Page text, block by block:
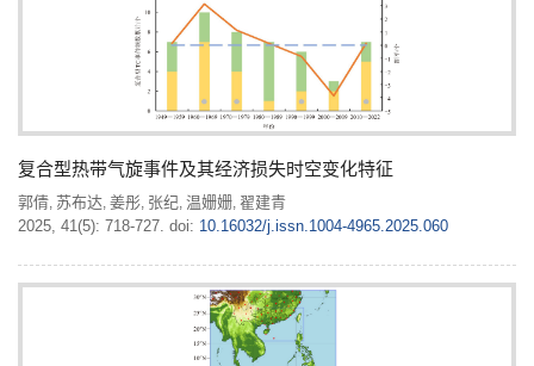
复合型热带气旋事件及其经济损失时空变化特征
郭倩, 苏布达, 姜彤, 张纪, 温姗姗, 翟建青
2025, 41(5): 718-727. doi: 10.16032/j.issn.1004-4965.2025.060